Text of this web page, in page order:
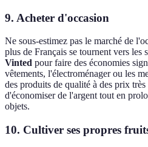
9. Acheter d'occasion
Ne sous-estimez pas le marché de
plus de Français se tournent vers les
Vinted pour faire des économies
vêtements, l'électroménager ou les
des produits de qualité à des prix
d'économiser de l'argent tout en
objets.
10. Cultiver ses propres